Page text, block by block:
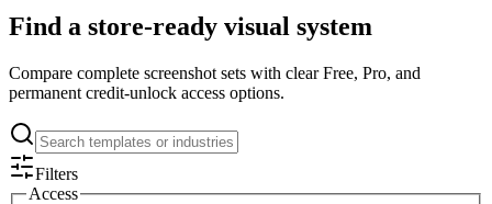
Find a store-ready visual system
Compare complete screenshot sets with clear Free, Pro, and
permanent credit-unlock access options.
Filters
Access